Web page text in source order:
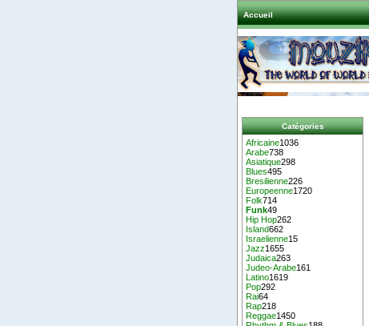
Accueil
Catégories
Africaine1036
Arabe738
Asiatique298
Blues495
Bresilienne226
Europeenne1720
Folk714
Funk49
Hip Hop262
Island662
Israelienne15
Jazz1655
Judaica263
Judeo-Arabe161
Latino1619
Pop292
Rai64
Rap218
Reggae1450